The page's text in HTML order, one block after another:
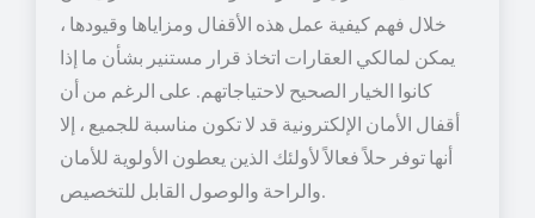
خلال فهم كيفية عمل هذه الأقفال ومزاياها وقيودها ،
يمكن لمالكي العقارات اتخاذ قرار مستنير بشأن ما إذا
كانوا الخيار الصحيح لاحتياجاتهم. على الرغم من أن
أقفال الأمان الإلكترونية قد لا تكون مناسبة للجميع ، إلا
أنها توفر حلاً فعالاً لأولئك الذين يعطون الأولوية للأمان
والراحة والوصول القابل للتخصيص.